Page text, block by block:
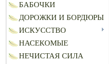
БАБОЧКИ
ДОРОЖКИ И БОРДЮРЫ
ИСКУССТВО
НАСЕКОМЫЕ
НЕЧИСТАЯ СИЛА